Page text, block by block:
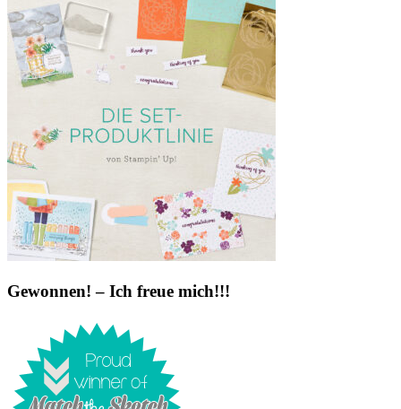
Gewonnen! – Ich freue mich!!!